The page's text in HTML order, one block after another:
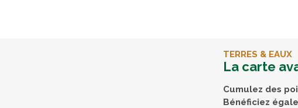
TERRES & EAUX
La carte
Cumulez des
Bénéficiez